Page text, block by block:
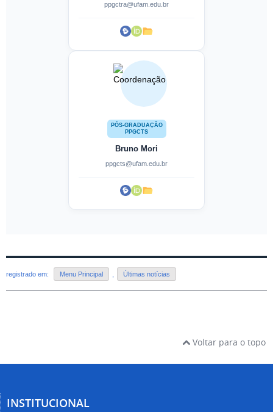
ppgctra@ufam.edu.br
PÓS-GRADUAÇÃO
PPGCTS
Bruno Mori
ppgcts@ufam.edu.br
registrado em: Menu Principal Últimas notícias
Voltar para o topo
INSTITUCIONAL